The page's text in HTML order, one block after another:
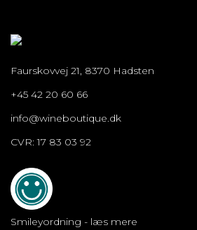
Faurskovvej 21, 8370 Hadsten
+45 42 20 60 66
info@wineboutique.dk
CVR: 17 83 03 92
Smileyordning - læs mere